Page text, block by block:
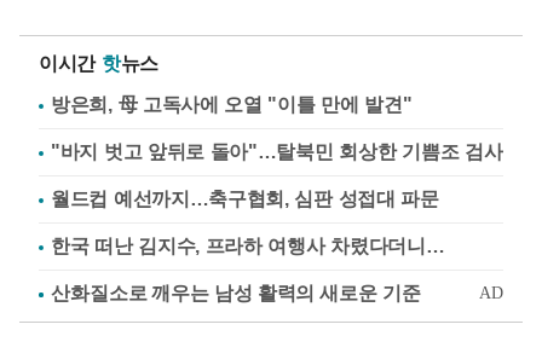
이시간 핫뉴스
방은희, 母 고독사에 오열 "이틀 만에 발견"
"바지 벗고 앞뒤로 돌아"…탈북민 회상한 기쁨조 검사
월드컵 예선까지…축구협회, 심판 성접대 파문
한국 떠난 김지수, 프라하 여행사 차렸다더니…